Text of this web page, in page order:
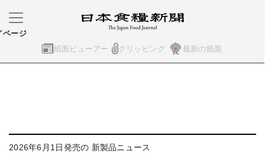
紙面ビューアー クリッピング 最新の紙面
ページ
2026年6月1日発売の 新製品ニュース